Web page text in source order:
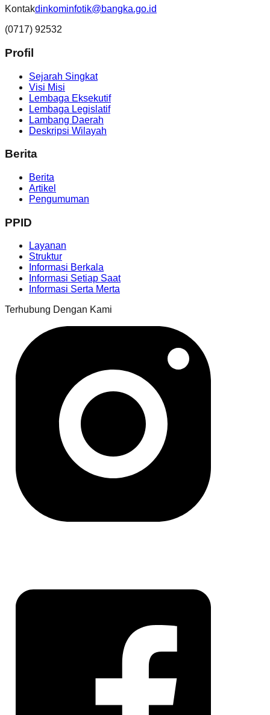
Kontakdinkominfotik@bangka.go.id
(0717) 92532
Profil
Sejarah Singkat
Visi Misi
Lembaga Eksekutif
Lembaga Legislatif
Lambang Daerah
Deskripsi Wilayah
Berita
Berita
Artikel
Pengumuman
PPID
Layanan
Struktur
Informasi Berkala
Informasi Setiap Saat
Informasi Serta Merta
Terhubung Dengan Kami